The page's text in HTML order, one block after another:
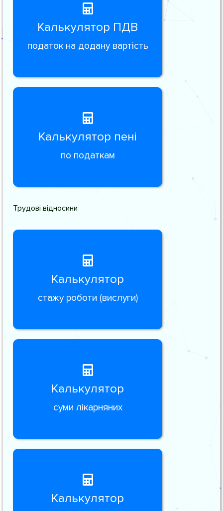
Калькулятор ПДВ
податок на додану вартість
Калькулятор пені
по податкам
Трудові відносини
Калькулятор
стажу роботи (вислуги)
Калькулятор
суми лікарняних
Калькулятор